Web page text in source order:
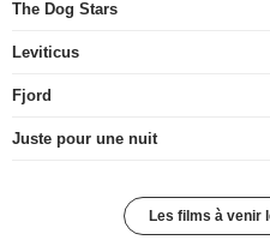
The Dog Stars
Leviticus
Fjord
Juste pour une nuit
Les films à venir